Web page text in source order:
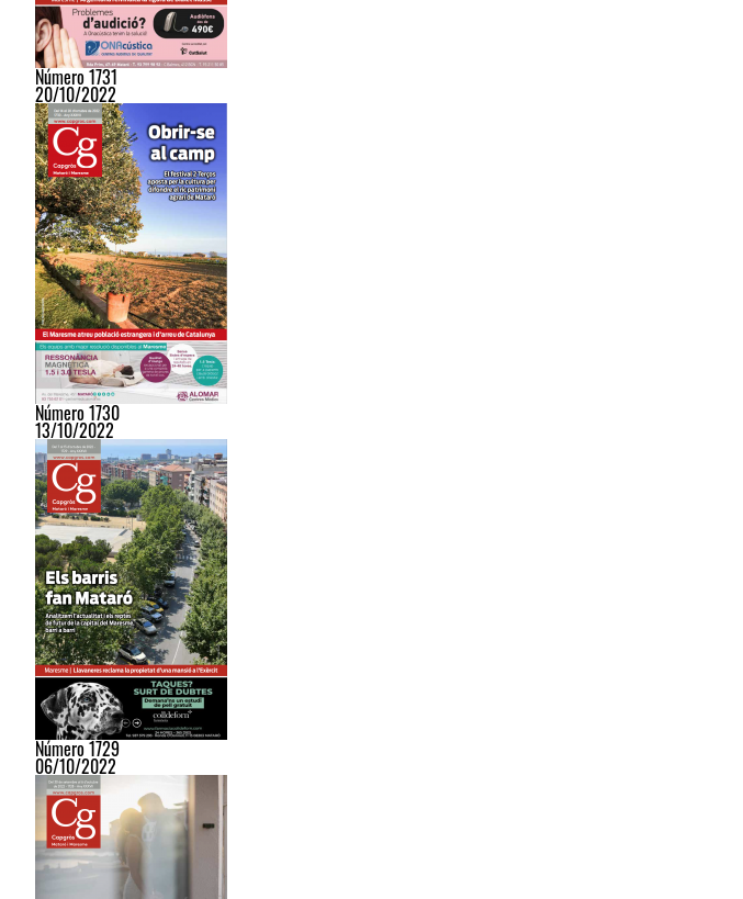
Número 1731
20/10/2022
Número 1730
13/10/2022
Número 1729
06/10/2022